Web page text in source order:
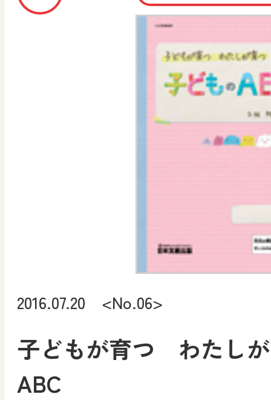
2016.07.20 <No.06>
子どもが育つ わたし
ABC